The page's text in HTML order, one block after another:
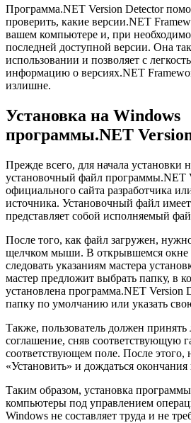
Программа.NET Version Detector
проверить, какие версии.NET
вашем компьютере и, при
последней доступной версии. Она
использовании и позволяет с
информацию о версиях.NET
излишне.
Установка на Windows
программы.NET
Прежде всего, для начала установки
установочный файл программы.NET
официального сайта разработчика
источника. Установочный файл
представляет собой исполняемый
После того, как файл загружен,
щелчком мыши. В открывшемся окне
следовать указаниям мастера
мастер предложит выбрать папку, в
установлена программа.NET Version
папку по умолчанию или указать
Также, пользователь должен
соглашение, сняв соответствующую
соответствующем поле. После
«Установить» и дождаться окончания
Таким образом, установка
компьютеры под управлением
Windows не составляет труда и не